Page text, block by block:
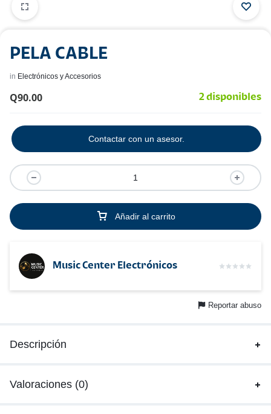
PELA CABLE
in Electrónicos y Accesorios
Q90.00 2 disponibles
Añadir al carrito
Contactar con un asesor.
Music Center Electrónicos
Reportar abuso
Descripción
Valoraciones (0)